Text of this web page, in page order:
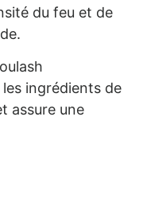
du feu et de
ingrédients de
assure une